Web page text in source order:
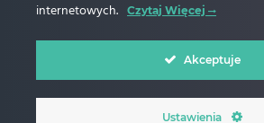
© Aerograf 2024 Wszelkie Prawa Zastrzeżone |
internetowych.
Czytaj Więcej
Akceptuje
Ustawienia